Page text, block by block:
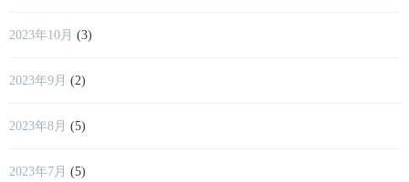
2023年10月 (3)
2023年9月 (2)
2023年8月 (5)
2023年7月 (5)